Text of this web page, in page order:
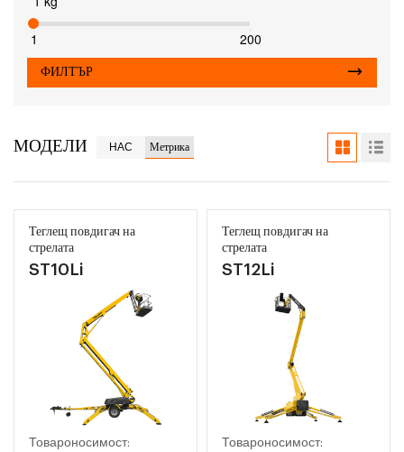
1 200
ФИЛТЪР
МОДЕЛИ НАС Метрика
Теглещ повдигач на
стрелата
ST10Li
Товароносимост:
Теглещ повдигач на
стрелата
ST12Li
Товароносимост: